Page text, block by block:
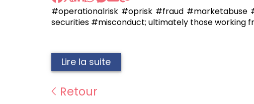
#operationalrisk #oprisk #fraud #marketabuse
securities #misconduct; ultimately those working
Lire la suite
Retour